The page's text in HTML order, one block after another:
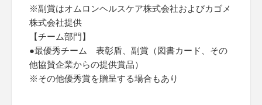
※副賞はオムロンヘルスケア株式会社およびカゴメ
株式会社提供
【チーム部門】
●最優秀チーム 表彰盾、副賞（図書カード、その
他協賛企業からの提供賞品）
※その他優秀賞を贈呈する場合もあり